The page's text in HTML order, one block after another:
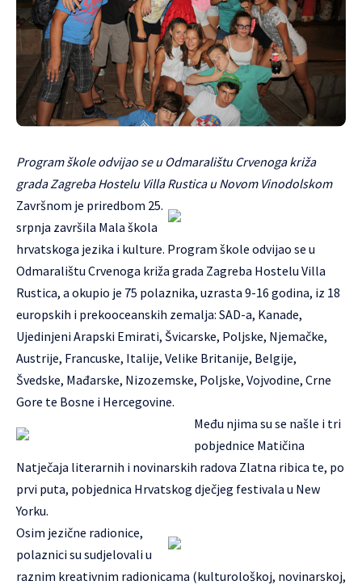
Program škole odvijao se u Odmaralištu Crvenoga križa
grada Zagreba Hostelu Villa Rustica u Novom Vinodolskom
Završnom je priredbom 25.
srpnja završila Mala škola
hrvatskoga jezika i kulture. Program škole odvijao se u
Odmaralištu Crvenoga križa grada Zagreba Hostelu Villa
Rustica, a okupio je 75 polaznika, uzrasta 9-16 godina, iz 18
europskih i prekooceanskih zemalja: SAD-a, Kanade,
Ujedinjeni Arapski Emirati, Švicarske, Poljske, Njemačke,
Austrije, Francuske, Italije, Velike Britanije, Belgije,
Švedske, Mađarske, Nizozemske, Poljske, Vojvodine, Crne
Gore te Bosne i Hercegovine.
Među njima su se našle i tri
pobjednice Matičina
Natječaja literarnih i novinarskih radova Zlatna ribica te, po
prvi puta, pobjednica Hrvatskog dječjeg festivala u New
Yorku.
Osim jezične radionice,
polaznici su sudjelovali u
raznim kreativnim radionicama (kulturološkoj, novinarskoj,